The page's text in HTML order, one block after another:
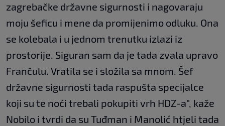
zagrebačke državne sigurnosti i nagovaraju
moju šeficu i mene da promijenimo odluku. Ona
se kolebala i u jednom trenutku izlazi iz
prostorije. Siguran sam da je tada zvala upravo
Frančulu. Vratila se i složila sa mnom. Šef
državne sigurnosti tada raspušta specijalce
koji su te noći trebali pokupiti vrh HDZ-a", kaže
Nobilo i tvrdi da su Tuđman i Manolić htjeli tada